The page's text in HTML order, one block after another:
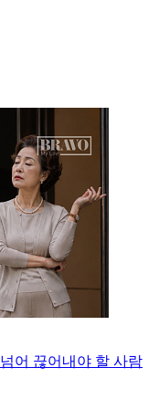
어 끊어내야 할 사람